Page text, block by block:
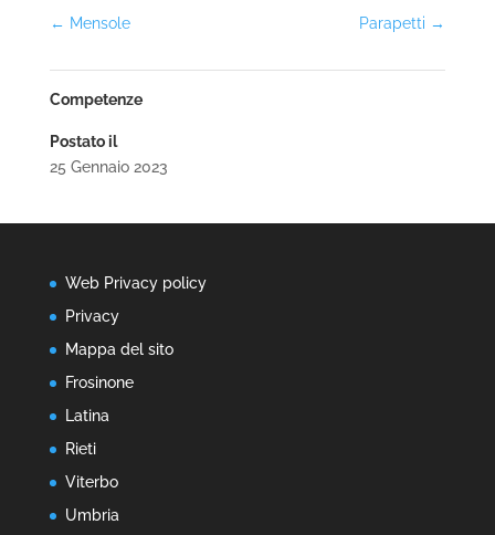
← Mensole Parapetti →
Competenze
Postato il
25 Gennaio 2023
Web Privacy policy
Privacy
Mappa del sito
Frosinone
Latina
Rieti
Viterbo
Umbria